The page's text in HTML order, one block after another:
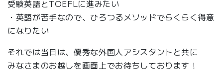
受験英語とTOEFLに進みたい
・英語が苦手なので、ひろつるメソッドでらくらく得意
になりたい
それでは当日は、優秀な外国人アシスタントと共に
みなさまのお越しを画面上でお待ちしております！